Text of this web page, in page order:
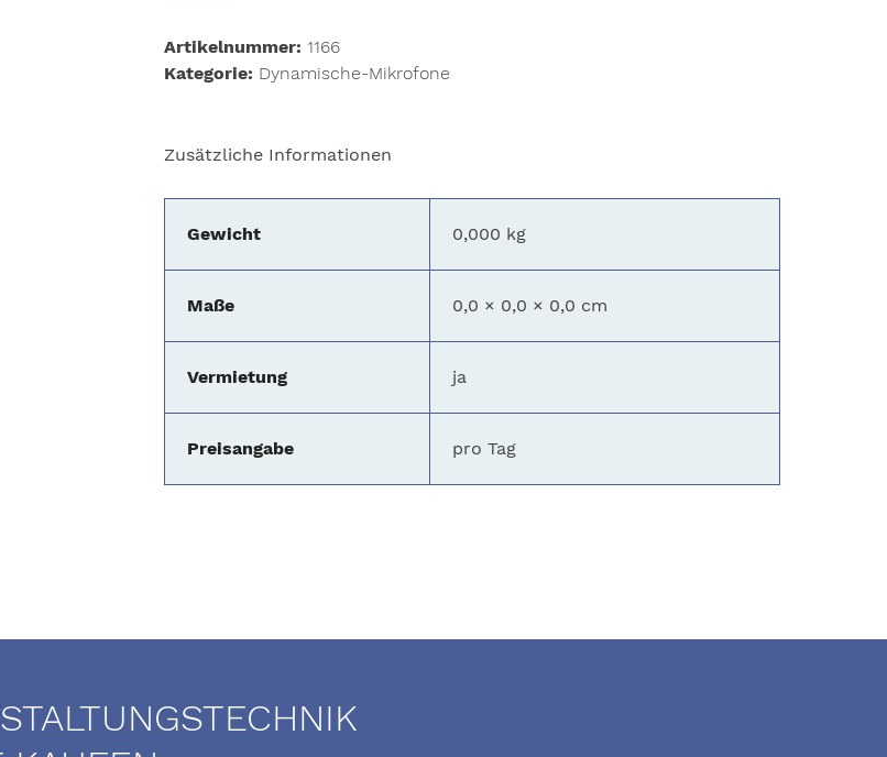
Artikelnummer: 1166
Kategorie: Dynamische-Mikrofone
Zusätzliche Informationen
Gewicht 0,000 kg
Maße 0,0 × 0,0 × 0,0 cm
Vermietung ja
Preisangabe pro Tag